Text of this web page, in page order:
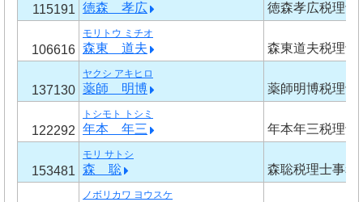
115191 徳森 孝広 徳森孝広税理士
106616
モリトウ ミチオ
森東 道夫 森東道夫税理士
137130
ヤクシ アキヒロ
薬師 明博 薬師明博税理士
122292
トシモト トシミ
年本 年三 年本年三税理士
153481
モリ サトシ
森 聡 森聡税理士事務
ノボリカワ ヨウスケ